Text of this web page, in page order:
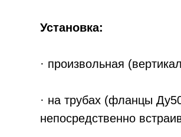
Установка:
· произвольная
· на трубах (фланцы
непосредственно